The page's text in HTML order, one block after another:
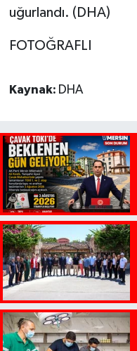
uğurlandı. (DHA)
FOTOĞRAFLI
Kaynak: DHA